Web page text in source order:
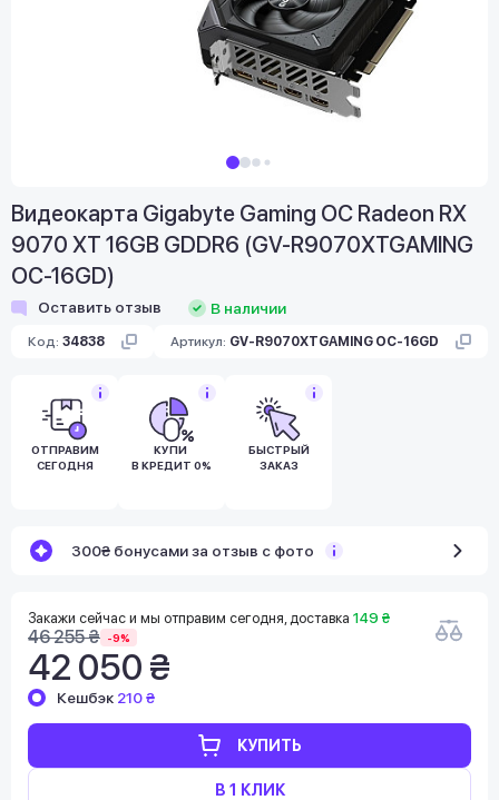
Видеокарта Gigabyte Gaming OC Radeon RX
9070 XT 16GB GDDR6 (GV-R9070XTGAMING
OC-16GD)
Оставить отзыв В наличии
Код: 34838 Артикул: GV-R9070XTGAMING OC-16GD
ОТПРАВИМ
СЕГОДНЯ
КУПИ
В КРЕДИТ 0%
БЫСТРЫЙ
ЗАКАЗ
300₴ бонусами за отзыв с фото
Закажи сейчас и мы отправим сегодня, доставка 149 ₴
46 255 ₴ -9%
42 050 ₴
КУПИТЬ
В 1 КЛИК
Кешбэк 210 ₴